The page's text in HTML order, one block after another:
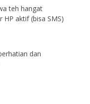
teh hangat
aktif (bisa SMS)
dan